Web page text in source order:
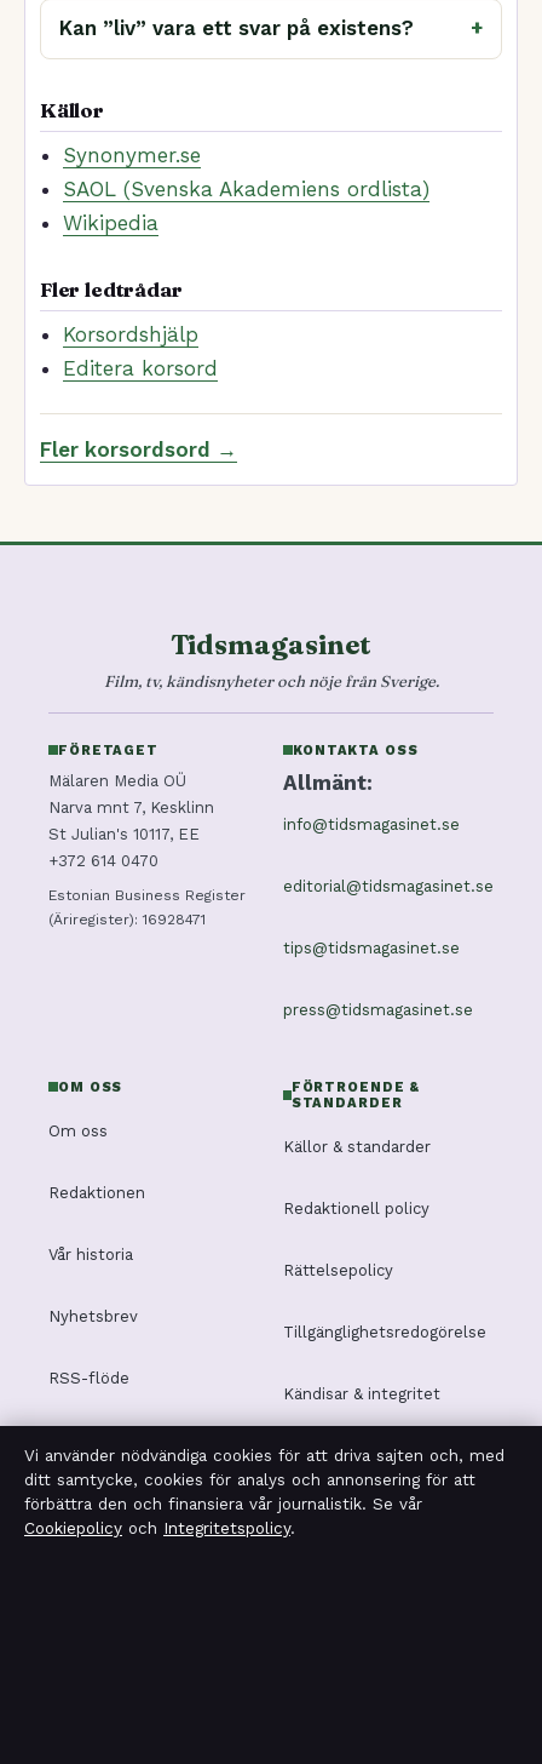
Kan ”liv” vara ett svar på existens?
Källor
Synonymer.se
SAOL (Svenska Akademiens ordlista)
Wikipedia
Fler ledtrådar
Korsordshjälp
Editera korsord
Fler korsordsord →
Tidsmagasinet
Film, tv, kändisnyheter och nöje från Sverige.
FÖRETAGET
Mälaren Media OÜ
Narva mnt 7, Kesklinn
St Julian's 10117, EE
+372 614 0470
Estonian Business Register
(Äriregister): 16928471
KONTAKTA OSS
Allmänt:
info@tidsmagasinet.se
editorial@tidsmagasinet.se
tips@tidsmagasinet.se
press@tidsmagasinet.se
OM OSS
Om oss
Redaktionen
Vår historia
Nyhetsbrev
RSS-flöde
FÖRTROENDE &
STANDARDER
Källor & standarder
Redaktionell policy
Rättelsepolicy
Tillgänglighetsredogörelse
Kändisar & integritet
Integritetspolicy
Vi använder nödvändiga cookies för att driva sajten och, med
ditt samtycke, cookies för analys och annonsering för att
förbättra den och finansiera vår journalistik. Se vår
Cookiepolicy och Integritetspolicy.